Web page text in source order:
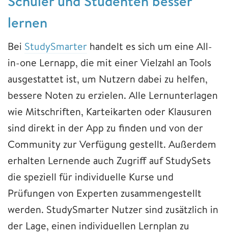
lernen
Bei StudySmarter handelt es sich um eine All-
in-one Lernapp, die mit einer Vielzahl an Tools
ausgestattet ist, um Nutzern dabei zu helfen,
bessere Noten zu erzielen. Alle Lernunterlagen
wie Mitschriften, Karteikarten oder Klausuren
sind direkt in der App zu finden und von der
Community zur Verfügung gestellt. Außerdem
erhalten Lernende auch Zugriff auf StudySets
die speziell für individuelle Kurse und
Prüfungen von Experten zusammengestellt
werden. StudySmarter Nutzer sind zusätzlich in
der Lage, einen individuellen Lernplan zu